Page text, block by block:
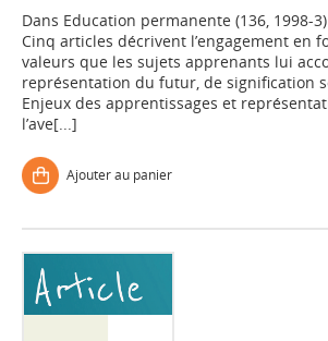
Dans Education permanente (136, 1998-3)
Cinq articles décrivent l’engagement en
valeurs que les sujets apprenants lui
représentation du futur, de signification
Enjeux des apprentissages et
l’ave[...]
Ajouter au panier